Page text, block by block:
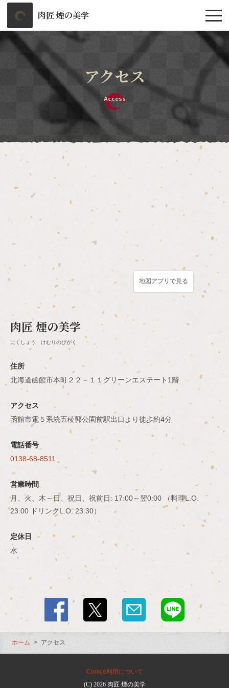
肉匠 煙の美学
アクセス
Access
地図アプリで見る
肉匠 煙の美学
にくしょう けむりのびがく
住所
北海道函館市本町２２－１１グリーンエステート1階
アクセス
函館市電５系統五稜郭公園前駅出口より徒歩約4分
電話番号
0138-68-8511
営業時間
月、火、木～日、祝日、祝前日: 17:00～翌0:00 （料理L.O.
23:00 ドリンクL.O. 23:30）
定休日
水
ホーム アクセス
Cookie利用について
(C) 2026 肉匠 煙の美学
アクセス | 肉匠 煙の美学
北海道函館市本町２２－１１グリーンエステート1階
https://nikusyokemurinobigaku.owst.jp/map
閉じる